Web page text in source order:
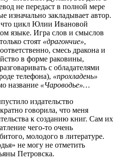
не передаст в полной мере
изначально закладывает автор.
что цикл Юлии Ивановой
языке. Игра слов и смыслов
стоят «драгончие»,
смесь дракона и
в форме раковины,
с обладателями
телефона), «прохладень»
название «Чароводье»…
издательство
говорила, что меня
к созданию книг. Сам их
чего-то очень
молодого в литературе.
не могу не отметить
Петровска.